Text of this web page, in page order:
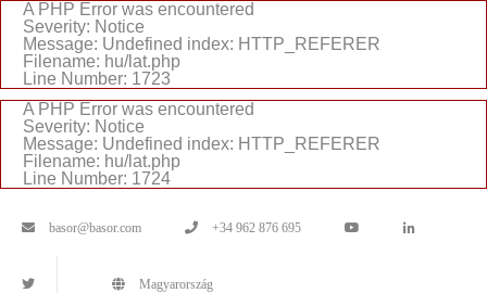
A PHP Error was encountered
Severity: Notice
Message: Undefined index: HTTP_REFERER
Filename: hu/lat.php
Line Number: 1723
A PHP Error was encountered
Severity: Notice
Message: Undefined index: HTTP_REFERER
Filename: hu/lat.php
Line Number: 1724
basor@basor.com +34 962 876 695
Magyarország